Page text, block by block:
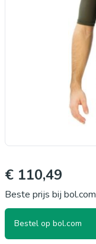
€ 110,49
Beste prijs bij bol.com
Bestel op bol.com